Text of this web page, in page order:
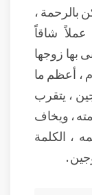
بالرحمة ،
شاقاً
بها زوجها
، أعظم ما
، يتقرب
، ويخاف
، الكلمة
.